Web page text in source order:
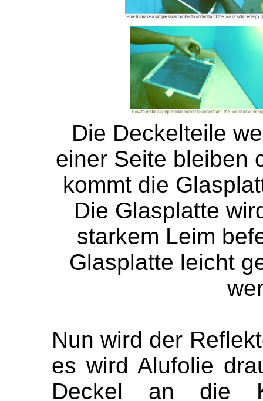
Die Deckelteile
einer Seite bleiben
kommt die
Die Glasplatte
starkem Leim
Glasplatte leicht
Nun wird der
es wird Alufolie
Deckel an die